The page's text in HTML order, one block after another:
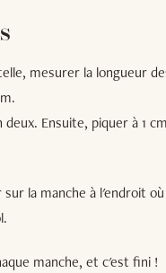
mesurer la longueur
Ensuite, piquer à 1
la manche à l'endroit
manche, et c'est fini !